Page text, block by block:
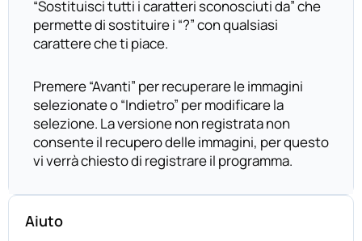
“Sostituisci tutti i caratteri sconosciuti da” che
permette di sostituire i “?” con qualsiasi
carattere che ti piace.
Premere “Avanti” per recuperare le immagini
selezionate o “Indietro” per modificare la
selezione. La versione non registrata non
consente il recupero delle immagini, per questo
vi verrà chiesto di registrare il programma.
Aiuto